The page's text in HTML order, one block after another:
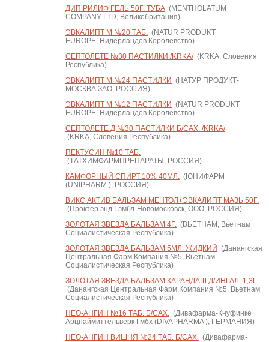
ДИП РИЛИФ ГЕЛЬ 50Г. ТУБА(MENTHOLATUM
COMPANY LTD, Великобритания)
ЭВКАЛИПТ М №20 ТАБ.(NATUR PRODUKT
EUROPE, Нидерландов Королевство)
СЕПТОЛЕТЕ №30 ПАСТИЛКИ /KRKA/(KRKA, Словения
Республика)
ЭВКАЛИПТ М №24 ПАСТИЛКИ (НАТУР ПРОДУКТ-
МОСКВА ЗАО, РОССИЯ)
ЭВКАЛИПТ М №12 ПАСТИЛКИ (NATUR PRODUKT
EUROPE, Нидерландов Королевство)
СЕПТОЛЕТЕ Д №30 ПАСТИЛКИ Б/САХ. /KRKA/
(KRKA, Словения Республика)
ПЕКТУСИН №10 ТАБ.
(ТАТХИМФАРМПРЕПАРАТЫ, РОССИЯ)
КАМФОРНЫЙ СПИРТ 10% 40МЛ.(ЮНИФАРМ
(UNIPHARM ), РОССИЯ)
ВИКС АКТИВ БАЛЬЗАМ МЕНТОЛ+ЭВКАЛИПТ МАЗЬ 50Г.
(Проктер энд Гэмбл-Новомосковск, ООО, РОССИЯ)
ЗОЛОТАЯ ЗВЕЗДА БАЛЬЗАМ 4Г.(ВЬЕТНАМ, Вьетнам
Социалистическая Республика)
ЗОЛОТАЯ ЗВЕЗДА БАЛЬЗАМ 5МЛ. ЖИДКИЙ (Данангская
Центральная Фарм.Компания №5, Вьетнам
Социалистическая Республика)
ЗОЛОТАЯ ЗВЕЗДА БАЛЬЗАМ КАРАНДАШ Д/ИНГАЛ. 1,3Г.
(Данангская Центральная Фарм.Компания №5, Вьетнам
Социалистическая Республика)
НЕО-АНГИН №16 ТАБ. Б/САХ.(Дивафарма-Кнуфинке
Арцнаймиттельверк Гмбх (DIVAPHARMA ), ГЕРМАНИЯ)
НЕО-АНГИН ВИШНЯ №24 ТАБ. Б/САХ.(Дивафарма-